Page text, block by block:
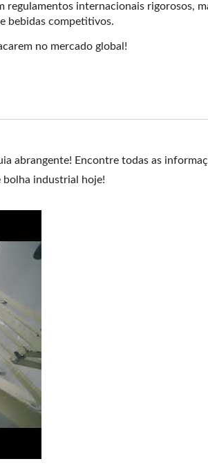
internacionais rigorosos,
bebidas competitivos.
no mercado global!
abrangente! Encontre todas as
bolha industrial hoje!
formulações em pó com nosso guia